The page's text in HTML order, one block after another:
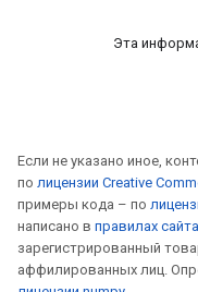
Эта
Если не указано иное,
по лицензии Creative
примеры кода – по
написано в правилах
зарегистрированный
аффилированных лиц.